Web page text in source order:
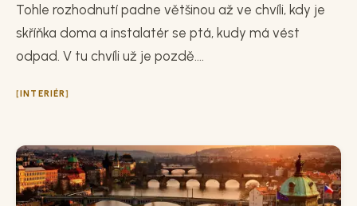
Tohle rozhodnutí padne většinou až ve chvíli, kdy je
skříňka doma a instalatér se ptá, kudy má vést
odpad. V tu chvíli už je pozdě....
INTERIÉR